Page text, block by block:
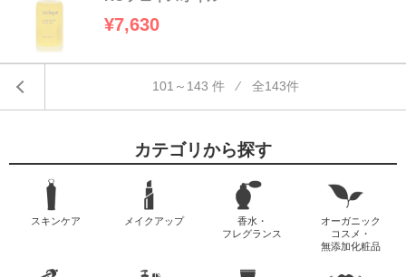
¥7,630
101～143 件 ⁄ 全143件
カテゴリから探す
スキンケア メイクアップ
香水・
フレグランス
オーガニック
コスメ・
無添加化粧品